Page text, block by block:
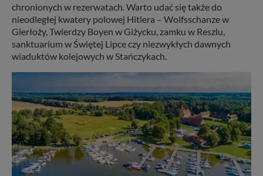
chronionych w rezerwatach. Warto udać się także do
nieodległej kwatery polowej Hitlera – Wolfsschanze w
Gierłoży, Twierdzy Boyen w Giżycku, zamku w Reszlu,
sanktuarium w Świętej Lipce czy niezwykłych dawnych
wiaduktów kolejowych w Stańczykach.